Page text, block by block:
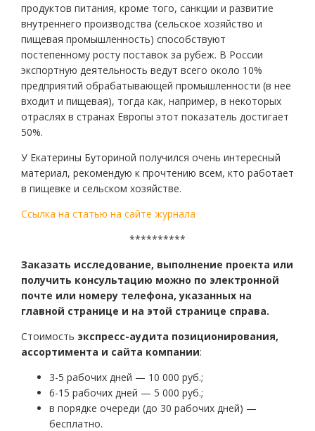
продуктов питания, кроме того, санкции и развитие
внутреннего производства (сельское хозяйство и
пищевая промышленность) способствуют
постепенному росту поставок за рубеж. В России
экспортную деятельность ведут всего около 10%
предприятий обрабатывающей промышленности (в нее
входит и пищевая), тогда как, например, в некоторых
отраслях в странах Европы этот показатель достигает
50%.
У Екатерины Буториной получился очень интересный
материал, рекомендую к прочтению всем, кто работает
в пищевке и сельском хозяйстве.
Ссылка на статью на сайте журнала
**********
Заказать исследование, выполнение проекта или
получить консультацию можно по электронной
почте или номеру телефона, указанных на
главной странице и на этой странице справа.
Стоимость экспресс-аудита позиционирования,
ассортимента и сайта компании:
3-5 рабочих дней — 10 000 руб.;
6-15 рабочих дней — 5 000 руб.;
в порядке очереди (до 30 рабочих дней) —
бесплатно.